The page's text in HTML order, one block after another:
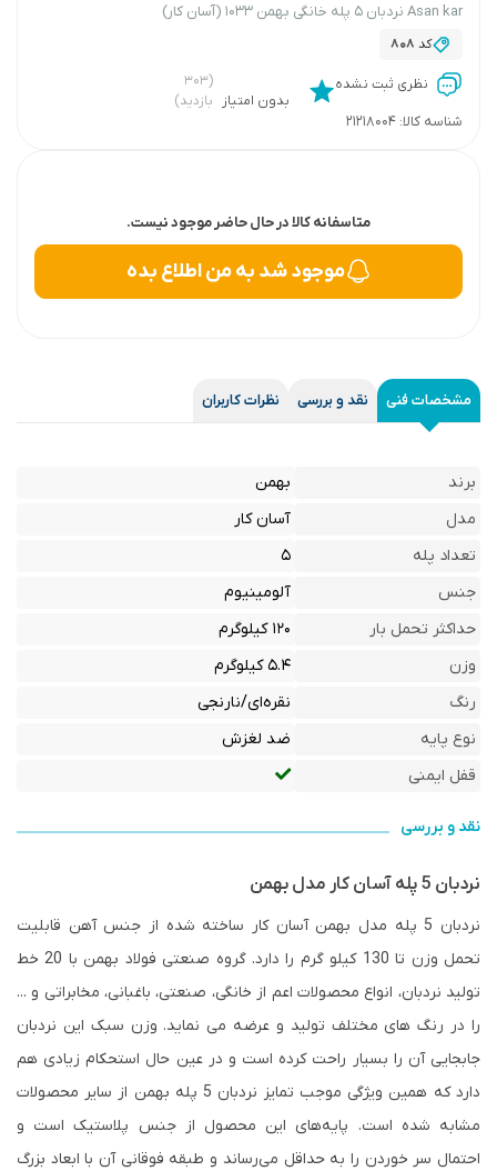
Asan kar ‏نردبان 5 پله خانگی بهمن 1033 (آسان کار)
کد 808
نظری ثبت نشده
بدون امتیاز
(۳۰۳
بازدید)
شناسه کالا: 21218004
متاسفانه کالا در حال حاضر موجود نیست.
موجود شد به من اطلاع بده
مشخصات فنی نقد و بررسی نظرات کاربران
برند
بهمن
مدل
آسان کار
تعداد پله
۵
جنس
آلومینیوم
حداکثر تحمل بار
۱۲۰ کیلوگرم
وزن
۵.۴ کیلوگرم
رنگ
نقره‌ای/نارنجی
نوع پایه
ضد لغزش
قفل ایمنی
نقد و بررسی
نردبان 5 پله آسان کار مدل بهمن
نردبان 5 پله مدل بهمن آسان کار ساخته شده از جنس آهن قابلیت
تحمل وزن تا 130 کیلو گرم را دارد. گروه صنعتی فولاد بهمن با 20 خط
تولید نردبان، انواع محصولات اعم از خانگی، صنعتی، باغبانی، مخابراتی و ...
را در رنگ های مختلف تولید و عرضه می نماید. وزن سبک این نردبان
جابجایی آن را بسیار راحت کرده است و در عین حال استحکام زیادی هم
دارد که همین ویژگی موجب تمایز نردبان 5 پله بهمن از سایر محصولات
مشابه شده است. پایه‌های این محصول از جنس پلاستیک است و
احتمال سر خوردن را به حداقل می‌رساند و طبقه فوقانی آن با ابعاد بزرگ